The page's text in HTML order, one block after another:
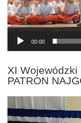
00:00
XI Wojewódzki
PATRON
Odtwarzacz
video